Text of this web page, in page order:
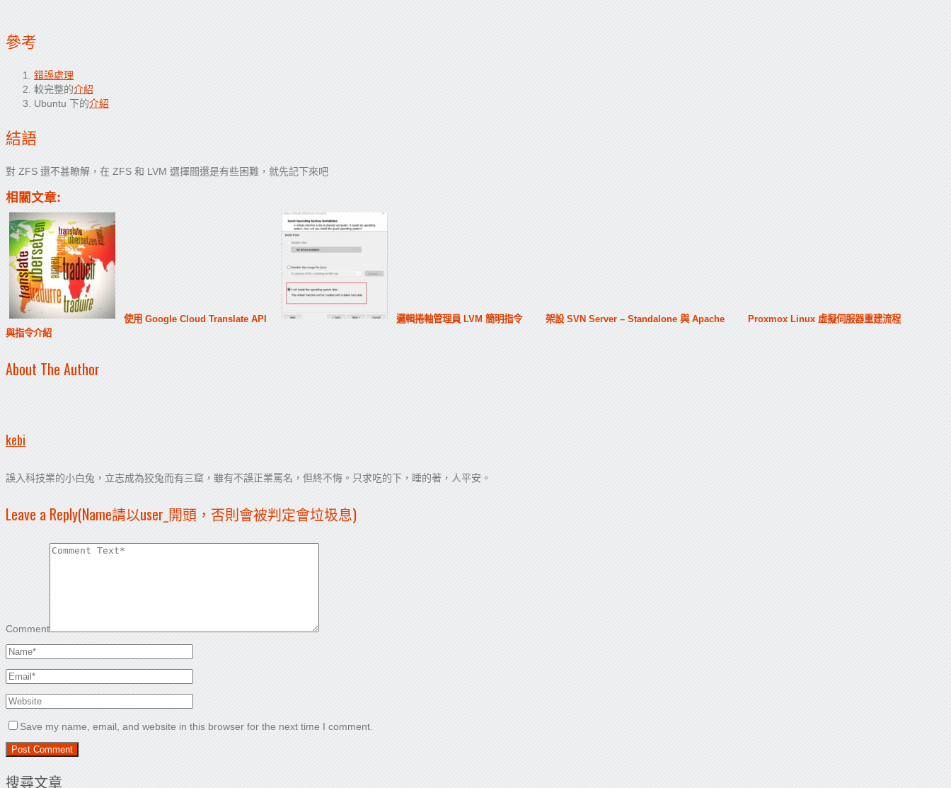
參考
錯誤處理
較完整的介紹
Ubuntu 下的介紹
結語
對 ZFS 還不甚瞭解，在 ZFS 和 LVM 選擇間還是有些困難，就先記下來吧
相關文章:
使用 Google Cloud Translate API 邏輯捲軸管理員 LVM 簡明指令 架設 SVN Server – Standalone 與 Apache
Proxmox Linux 虛擬伺服器重建流程
與指令介紹
About The Author
kebi
誤入科技業的小白兔，立志成為狡兔而有三窟，雖有不誤正業罵名，但終不悔。只求吃的下，睡的著，人平安。
Leave a Reply(Name請以user_開頭，否則會被判定會垃圾息)
Comment
Save my name, email, and website in this browser for the next time I comment.
搜尋文章